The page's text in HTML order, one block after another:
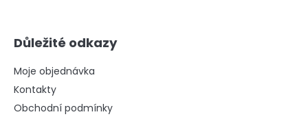
Důležité odkazy
Moje objednávka
Kontakty
Obchodní podmínky